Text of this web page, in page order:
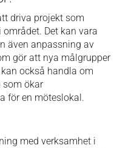
driva projekt som
Det kan vara
även anpassning av
gör att nya målgrupper
också handla om
som ökar
för en möteslokal.
med verksamhet i